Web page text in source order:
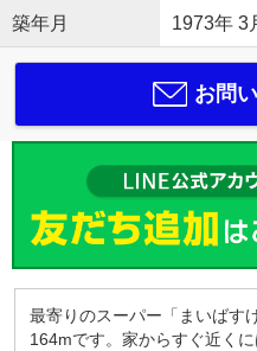
築年月 1973年 3
お問
最寄りのスーパー「まいばす
164mです。家からすぐ近く